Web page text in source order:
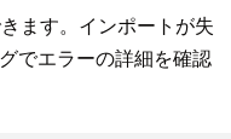
ます。インポートが失
でエラーの詳細を確認